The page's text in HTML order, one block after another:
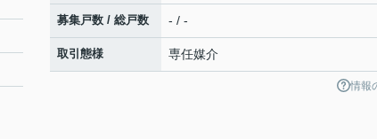
募集戸数 / 総戸数 - / -
取引態様 専任媒介
情報